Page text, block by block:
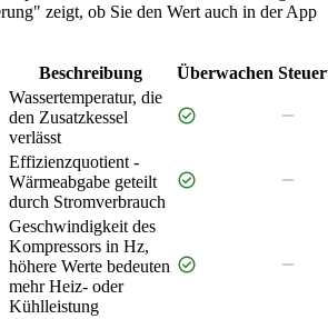
zeigt, ob Sie den Wert auch in der App
Beschreibung Überwachen
Wassertemperatur, die
den Zusatzkessel
verlässt
check_circle remove
Effizienzquotient -
Wärmeabgabe geteilt
durch Stromverbrauch
check_circle remove
Geschwindigkeit des
Kompressors in Hz,
höhere Werte bedeuten
mehr Heiz- oder
Kühlleistung
check_circle remove